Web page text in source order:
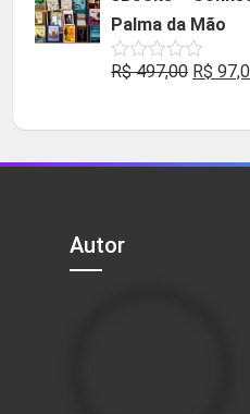
R$
Palma da Mão
Avaliação
5
R$497,00 O
original
era:
R$
Autor